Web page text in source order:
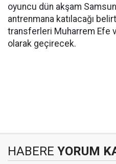
oyuncu dün akşam
antrenmana katılacağı
transferleri Muharrem Efe
olarak geçirecek.
HABERE YORUM